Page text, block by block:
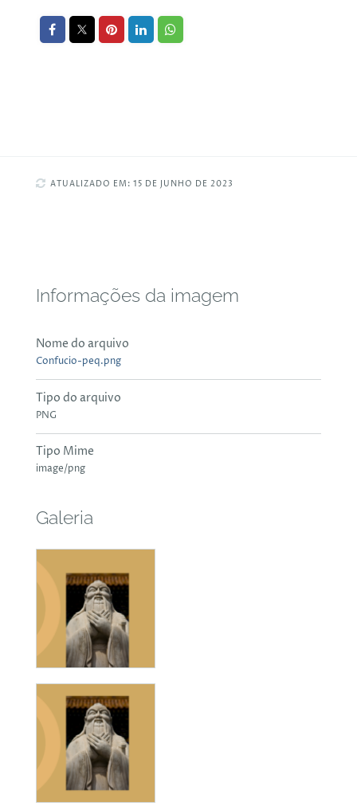
ATUALIZADO EM: 15 DE JUNHO DE 2023
Informações da imagem
Nome do arquivo
Confucio-peq.png
Tipo do arquivo
PNG
Tipo Mime
image/png
Galeria